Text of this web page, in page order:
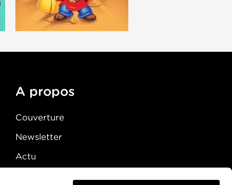
A propos
Couverture
Newsletter
Actu